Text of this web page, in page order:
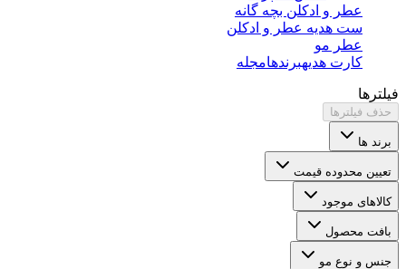
عطر و ادکلن بچه گانه
ست هدیه عطر و ادکلن
عطر مو
کارت هدیهبرندهامجله
فیلترها
حذف فیلترها
برند ها
تعیین محدوده قیمت
کالاهای موجود
بافت محصول
جنس و نوع مو